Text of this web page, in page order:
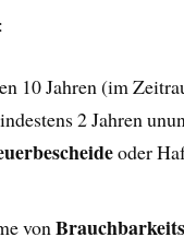
10 Jahren (im
2 Jahren
oder
von